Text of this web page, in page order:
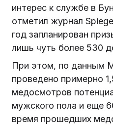
интерес к службе в
отметил журнал
год запланирован
лишь чуть более 530
При этом, по данным
проведено примерно
медосмотров
мужского пола и еще
время прошедших